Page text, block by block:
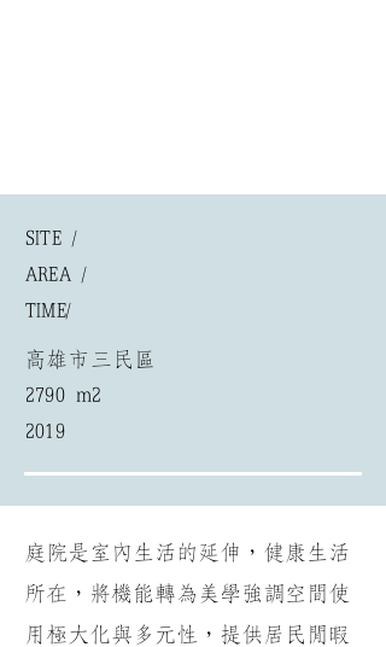
SITE /
AREA /
​TIME/
高雄市三民區
2790 m2
2019
庭院是室內生活的延伸，健康生活
所在，將機能轉為美學強調空間使
用極大化與多元性，提供居民閒暇